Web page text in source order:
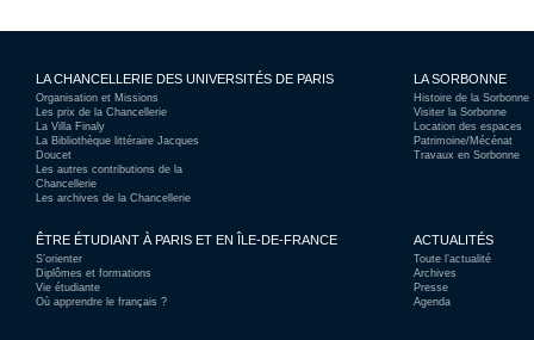
LA CHANCELLERIE DES UNIVERSITÉS DE PARIS
Organisation et Missions
Les prix de la Chancellerie
La Villa Finaly
La Bibliothèque littéraire Jacques
Doucet
Les autres contributions de la
Chancellerie
Les archives de la Chancellerie
LA SORBONNE
Histoire de la Sorbonne
Visiter la Sorbonne
Location des espaces
Patrimoine/Mécénat
Travaux en Sorbonne
ÊTRE ÉTUDIANT À PARIS ET EN ÎLE-DE-FRANCE
S’orienter
Diplômes et formations
Vie étudiante
Où apprendre le français ?
ACTUALITÉS
Toute l’actualité
Archives
Presse
Agenda